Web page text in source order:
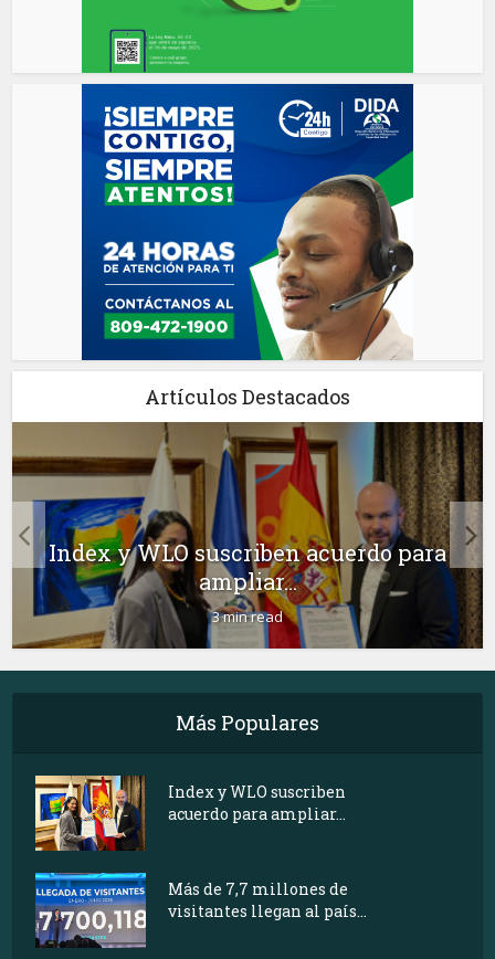
Artículos Destacados
Index y WLO suscriben acuerdo para
ampliar...
3 min read
Más Populares
Index y WLO suscriben
acuerdo para ampliar...
Más de 7,7 millones de
visitantes llegan al país...